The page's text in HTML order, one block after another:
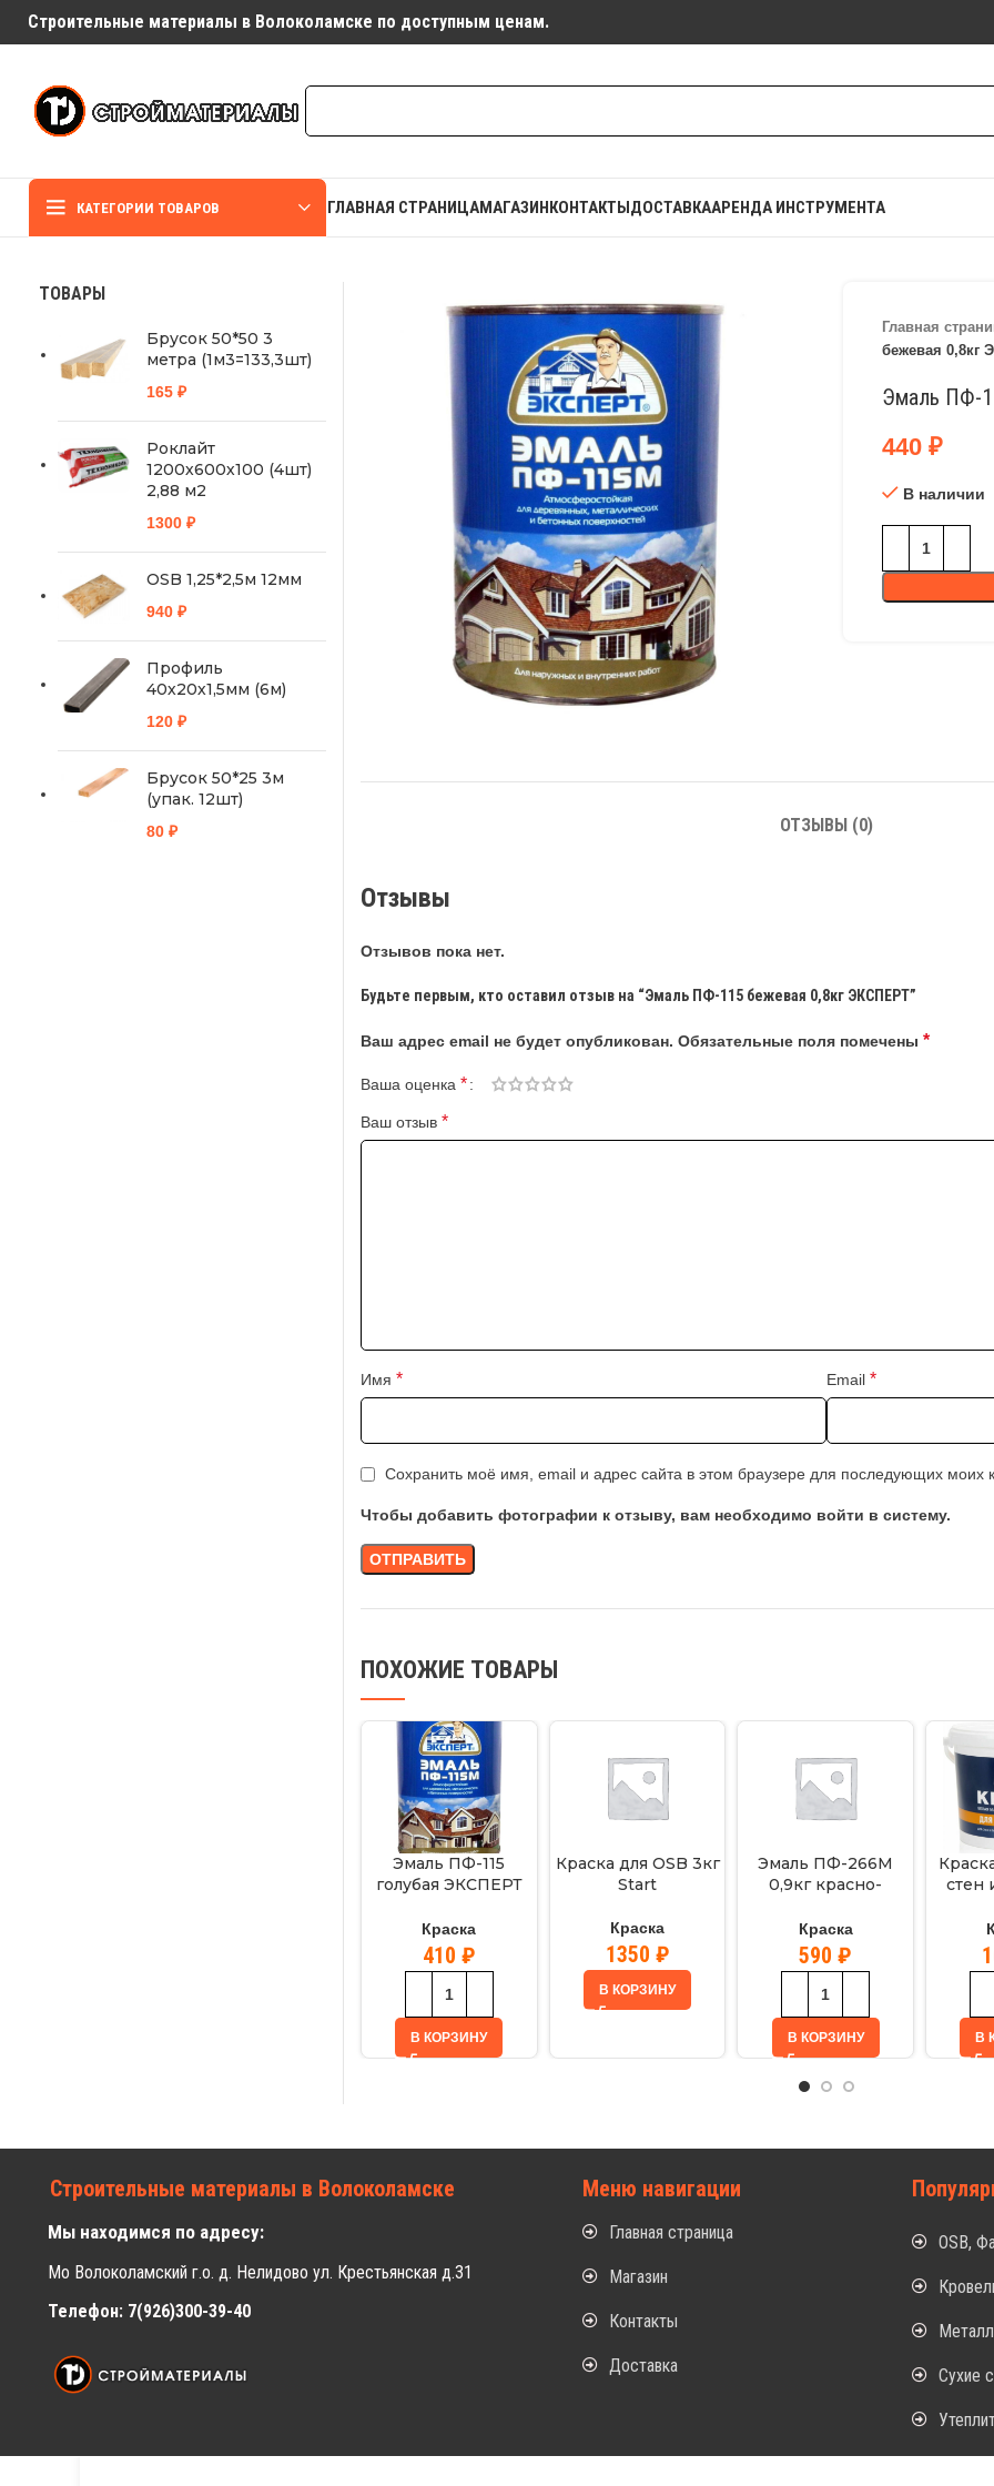
Строительные материалы в Волоколамске по доступным ценам.
КАТЕГОРИИ ТОВАРОВ ГЛАВНАЯ СТРАНИЦАМАГАЗИНКОНТАКТЫДОСТАВКААРЕНДА ИНСТРУМЕНТА
Главная
бежевая 0,8кг
Эмаль ПФ-
440 ₽
В наличии
ОТЗЫВЫ (0)
Отзывы
Отзывов пока нет.
Будьте первым, кто оставил отзыв на “Эмаль ПФ-115 бежевая 0,8кг ЭКСПЕРТ”
Ваш адрес email не будет опубликован. Обязательные поля помечены *
Ваша оценка *
Ваш отзыв *
Имя * Email *
Сохранить моё имя, email и адрес сайта в этом браузере для последующих моих
Чтобы добавить фотографии к отзыву, вам необходимо войти в систему.
ПОХОЖИЕ ТОВАРЫ
Эмаль ПФ-115
голубая ЭКСПЕРТ
Краска
410 ₽
В КОРЗИНУ
Краска для OSB 3кг
Start
Краска
1350 ₽
В КОРЗИНУ
Эмаль ПФ-266М
0,9кг красно-
ЭКСПЕРТ
Краска
590₽
В КОРЗИНУ
стен
В
ТОВАРЫ
Брусок 50*50 3
метра (1м3=133,3шт)
165 ₽
Роклайт
1200х600х100 (4шт)
2,88 м2
1300 ₽
OSB 1,25*2,5м 12мм
940 ₽
Профиль
40х20х1,5мм (6м)
120 ₽
Брусок 50*25 3м
(упак. 12шт)
80 ₽
Строительные материалы в Волоколамске
Мы находимся по адресу:
Мо Волоколамский г.о. д. Нелидово ул. Крестьянская д.31
Телефон: 7(926)300-39-40
Меню навигации
Главная страница
Магазин
Контакты
Доставка
OSB,
Металл
Сухие